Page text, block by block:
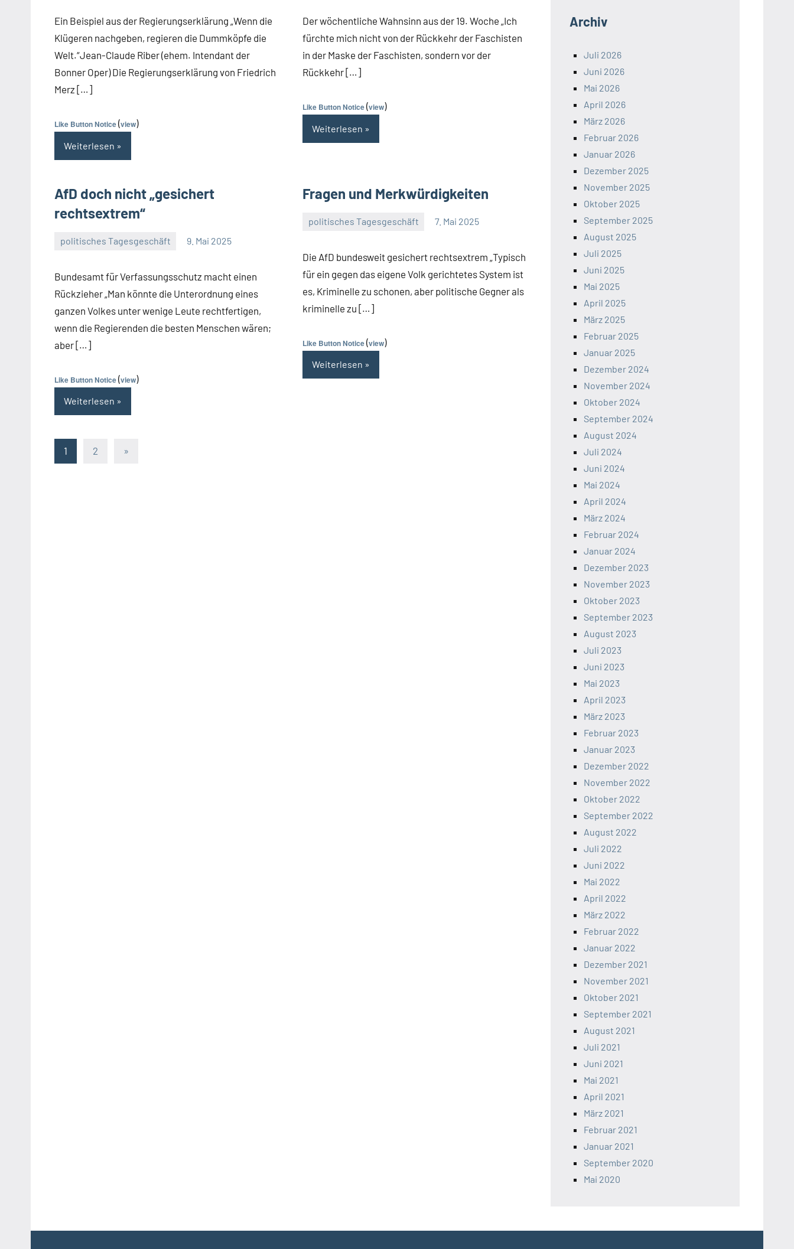
Ein Beispiel aus der Regierungserklärung „Wenn die
Klügeren nachgeben, regieren die Dummköpfe die
Welt.“Jean-Claude Riber (ehem. Intendant der
Bonner Oper) Die Regierungserklärung von Friedrich
Merz […]
Like Button Notice(view)
Weiterlesen
Der wöchentliche Wahnsinn aus der 19. Woche „Ich
fürchte mich nicht von der Rückkehr der Faschisten
in der Maske der Faschisten, sondern vor der
Rückkehr […]
Like Button Notice(view)
Weiterlesen
AfD doch nicht „gesichert
rechtsextrem“
politisches Tagesgeschäft 9. Mai 2025
Guetti
Ein
Bundesamt für Verfassungsschutz macht einen
Rückzieher „Man könnte die Unterordnung eines
ganzen Volkes unter wenige Leute rechtfertigen,
wenn die Regierenden die besten Menschen wären;
aber […]
Like Button Notice(view)
Weiterlesen
Fragen und Merkwürdigkeiten
politisches Tagesgeschäft 7. Mai 2025
Guetti
Ein
Die AfD bundesweit gesichert rechtsextrem „Typisch
für ein gegen das eigene Volk gerichtetes System ist
es, Kriminelle zu schonen, aber politische Gegner als
kriminelle zu […]
Like Button Notice(view)
Weiterlesen
Seitennummerierung
1 2
Nächste
»
Archiv
Juli 2026
Juni 2026
Mai 2026
April 2026
März 2026
Februar 2026
Januar 2026
Dezember 2025
November 2025
Oktober 2025
September 2025
August 2025
Juli 2025
Juni 2025
Mai 2025
April 2025
März 2025
Februar 2025
Januar 2025
Dezember 2024
November 2024
Oktober 2024
September 2024
August 2024
Juli 2024
Juni 2024
Mai 2024
April 2024
März 2024
Februar 2024
Januar 2024
Dezember 2023
November 2023
Oktober 2023
September 2023
August 2023
Juli 2023
Juni 2023
Mai 2023
April 2023
März 2023
Februar 2023
Januar 2023
Dezember 2022
November 2022
Oktober 2022
September 2022
August 2022
Juli 2022
Juni 2022
Mai 2022
April 2022
März 2022
Februar 2022
Januar 2022
Dezember 2021
November 2021
Oktober 2021
September 2021
August 2021
Juli 2021
Juni 2021
Mai 2021
April 2021
März 2021
Februar 2021
Januar 2021
September 2020
Mai 2020